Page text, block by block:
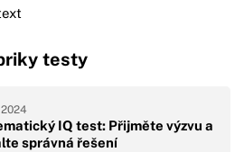
testy
IQ test: Přijměte výzvu a
správná řešení